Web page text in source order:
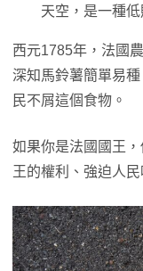
天空，是一種低
西元1785年，法國
深知馬鈴薯簡單易
民不屑這個食物。
如果你是法國國王
王的權利、強迫人民